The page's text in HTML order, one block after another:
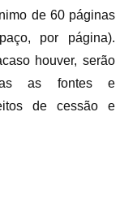
de 60 páginas
por página).
houver, serão
as fontes e
de cessão e